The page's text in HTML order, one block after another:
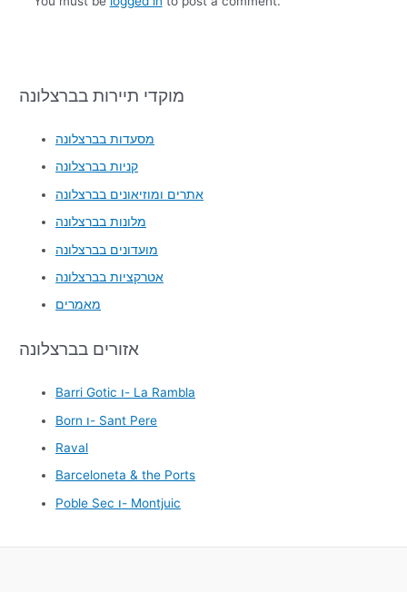
מוקדי תיירות בברצלונה
מסעדות בברצלונה
קניות בברצלונה
אתרים ומוזיאונים בברצלונה
מלונות בברצלונה
מועדונים בברצלונה
אטרקציות בברצלונה
מאמרים
אזורים בברצלונה
Barri Gotic ו- La Rambla
Born ו- Sant Pere
Raval
Barceloneta & the Ports
Poble Sec ו- Montjuic